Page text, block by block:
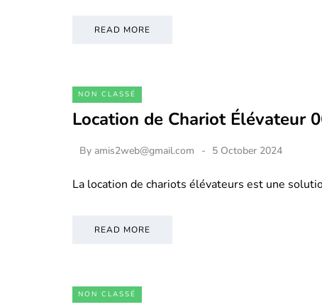
READ MORE
NON CLASSÉ
Location de Chariot Élévateur
By amis2web@gmail.com 5 October 2024
La location de chariots élévateurs est une
READ MORE
NON CLASSÉ